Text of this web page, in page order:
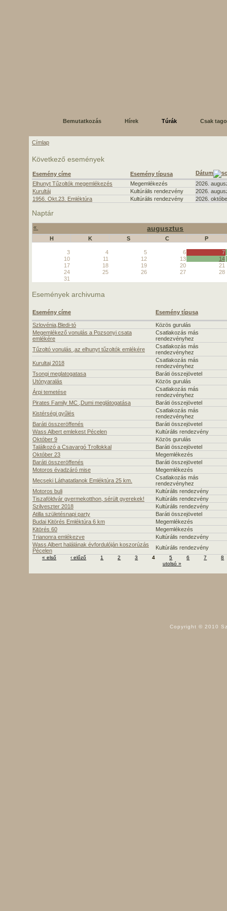
Bemutatkozás Hírek Túrák Csak
Címlap
Következő események
Esemény címe Esemény típusa
Dátum
Elhunyt Tűzoltók megemlékezés
Megemlékezés
2026.
Kurultáj
Kultúrális rendezvény
2026.
1956. Okt.23. Emléktúra
Kultúrális rendezvény 2026.
Naptár
« augusztus
H K S C P
3 4 5 6
7
10
11 12 13
14
17
18 19 20
21
24
25 26 27
28
31
Események archivuma
Esemény címe Esemény típusa
Szlovénia,Bledi-tó
Közös gurulás
Megemlékező vonulás a Pozsonyi csata
emlékére
Csatlakozás más
rendezvényhez
Tűzoltó vonulás ,az elhunyt tűzoltók emlékére
Csatlakozás más
rendezvényhez
Kurultaj 2018
Csatlakozás más
rendezvényhez
Tsongi meglatogatasa
Baráti összejövetel
Utónyaralás
Közös gurulás
Árpi temetése
Csatlakozás más
rendezvényhez
Pirates Family MC ,Dumi meglátogatása
Baráti összejövetel
Kistérségi gyűlés
Csatlakozás más
rendezvényhez
Baráti összeröffenés
Baráti összejövetel
Wass Albert emlekest Pécelen
Kultúrális rendezvény
Október 9
Közös gurulás
Találkozó a Csavargó Trollokkal
Baráti összejövetel
Október 23
Megemlékezés
Baráti összeröffenés
Baráti összejövetel
Motoros évadzáró mise
Megemlékezés
Mecseki Láthatatlanok Emléktúra 25 km.
Csatlakozás más
rendezvényhez
Motoros buli
Kultúrális rendezvény
Tiszaföldvár gyermekotthon, sérült gyerekek!
Kultúrális rendezvény
Szilveszter 2018
Kultúrális rendezvény
Atilla születésnapi party
Baráti összejövetel
Budai Kitörés Emléktúra 6 km
Megemlékezés
Kitörés 60
Megemlékezés
Trianonra emlékezve
Kultúrális rendezvény
Wass Albert halálának évfordulóján koszorúzás
Pécelen
Kultúrális rendezvény
« első ‹ előző 1 2 3 4 5 6 7
8
utolsó »
Copyright © 2010